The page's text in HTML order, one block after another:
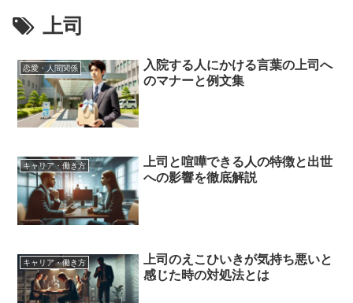
上司
恋愛・人間関係
入院する人にかける言葉の上司へ
のマナーと例文集
キャリア・働き方
上司と喧嘩できる人の特徴と出世
への影響を徹底解説
キャリア・働き方
上司のえこひいきが気持ち悪いと
感じた時の対処法とは